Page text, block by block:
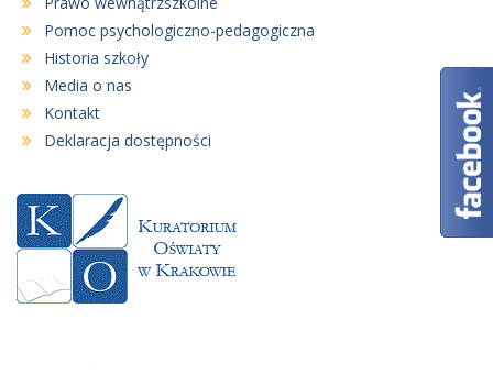
Pomoc psychologiczno-pedagogiczna
Historia szkoły
Media o nas
Kontakt
Deklaracja dostępności